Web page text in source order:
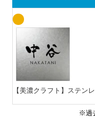
【美濃クラフト】ステン
※過